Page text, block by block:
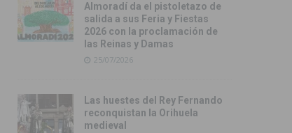
Almoradí da el pistoletazo de
salida a sus Feria y Fiestas
2026 con la proclamación de
las Reinas y Damas
25/07/2026
Las huestes del Rey Fernando
reconquistan la Orihuela
medieval